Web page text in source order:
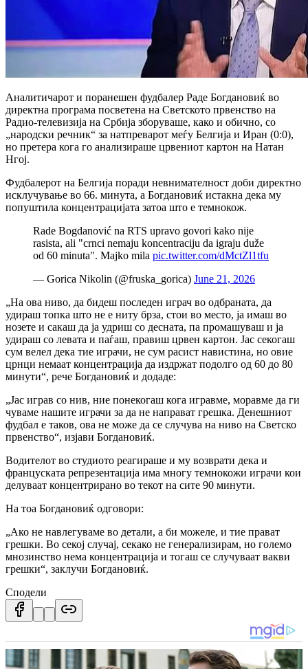
Аналитичарот и поранешен фудбалер Раде Богдановиќ во
директна програма посветена на Светското првенство на
Радио-телевизија на Србија зборуваше, како и обично, со
„народски речник“ за натпреварот меѓу Белгија и Иран (0:0),
но претера кога го анализираше црвениот картон на Натан
Нгој.
Фудбалерот на Белгија поради невнимателност доби директно
исклучување во 66. минута, а Богдановиќ истакна дека му
попуштила концентрацијата затоа што е темнокож.
Rade Bogdanović na RTS upravo govori kako nije
rasista, ali "crnci nemaju koncentraciju da igraju duže
od 60 minuta". Majko mila pic.twitter.com/dMctZl1tfu
— Gorica Nikolin (@fruska_gorica) June 21, 2026
„На ова ниво, да бидеш последен играч во одбраната, да
удираш топка што не е ниту брза, стои во место, ја имаш во
нозете и сакаш да ја удриш со десната, па промашуваш и ја
удираш со левата и паѓаш, правиш црвен картон. Јас секогаш
сум велел дека тие играчи, не сум расист навистина, но овие
црнци немаат концентрација да издржат подолго од 60 до 80
минути“, рече Богдановиќ и додаде:
„Јас играв со нив, ние понекогаш кога игравме, моравме да ги
чуваме нашите играчи за да не направат грешка. Денешниот
фудбал е таков, ова не може да се случува на ниво на Светско
првенство“, изјави Богдановиќ.
Водителот во студиото реагираше и му возврати дека и
француската репрезентација има многу темнокожи играчи кои
делуваат концентрирано во текот на сите 90 минути.
На тоа Богдановиќ одговори:
„Ако не навлегуваме во детали, а би можеле, и тие прават
грешки. Во секој случај, секако не генерализирам, но големо
мнозинство нема концентрација и тогаш се случуваат вакви
грешки“, заклучи Богдановиќ.
Сподели